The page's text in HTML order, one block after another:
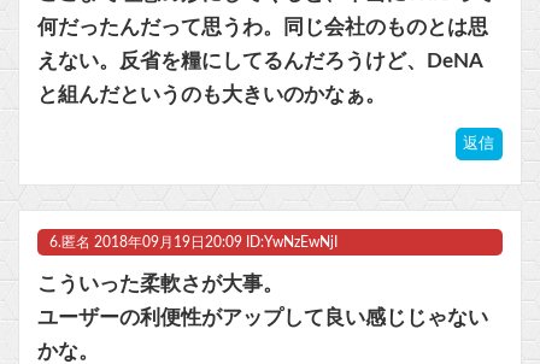
何だったんだって思うわ。同じ会社のものとは思
えない。反省を糧にしてるんだろうけど、DeNA
と組んだというのも大きいのかなぁ。
返信
6. 匿名 2018年09月19日20:09 ID:YwNzEwNjI
こういった柔軟さが大事。
ユーザーの利便性がアップして良い感じじゃない
かな。